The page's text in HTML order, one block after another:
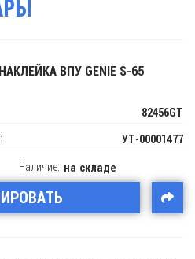
ВПУ GENIE S-65
82456GT
УТ-00001477
Наличие: на складе